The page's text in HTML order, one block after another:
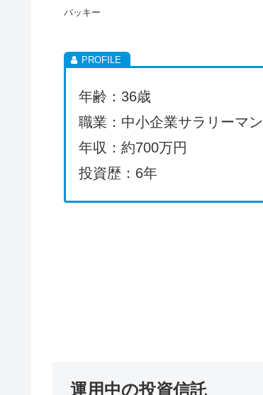
バッキー
年齢：36歳
職業：中小企業サラリーマン
年収：約700万円
投資歴：6年
運用中の投資信託